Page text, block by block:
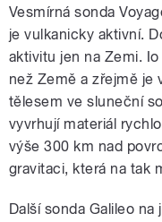
Vesmírná sonda
je vulkanicky aktivní.
aktivitu jen na Zemi.
než Země a zřejmě je
tělesem ve sluneční
vyvrhují materiál
výše 300 km nad
gravitaci, která na tak
Další sonda Galileo